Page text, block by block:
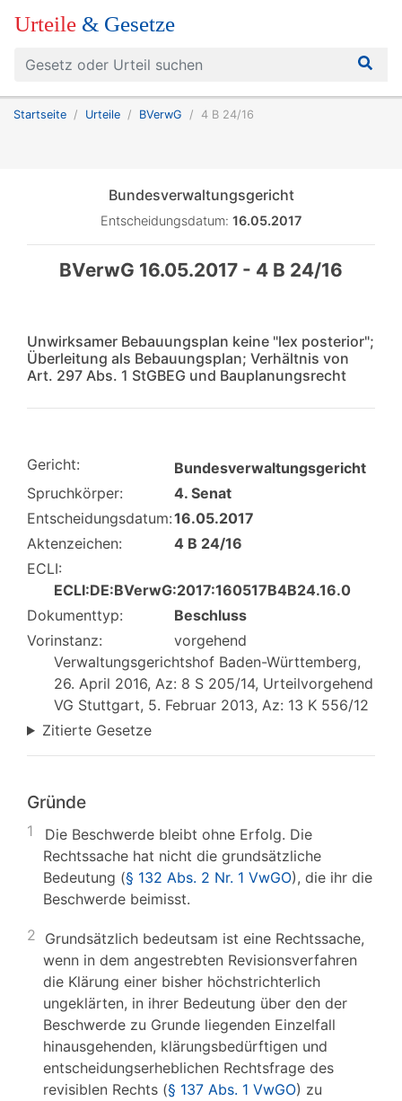
Urteile & Gesetze
Startseite Urteile BVerwG 4 B 24/16
Bundesverwaltungsgericht
Entscheidungsdatum: 16.05.2017
BVerwG 16.05.2017 - 4 B 24/16
Unwirksamer Bebauungsplan keine "lex posterior";
Überleitung als Bebauungsplan; Verhältnis von
Art. 297 Abs. 1 StGBEG und Bauplanungsrecht
Gericht:
Bundesverwaltungsgericht
Spruchkörper:
4. Senat
Entscheidungsdatum:16.05.2017
Aktenzeichen:
4 B 24/16
ECLI:
ECLI:DE:BVerwG:2017:160517B4B24.16.0
Dokumenttyp:
Beschluss
Vorinstanz:
vorgehend
Verwaltungsgerichtshof Baden-Württemberg,
26. April 2016, Az: 8 S 205/14, Urteilvorgehend
VG Stuttgart, 5. Februar 2013, Az: 13 K 556/12
Zitierte Gesetze
Gründe
1
Die Beschwerde bleibt ohne Erfolg. Die
Rechtssache hat nicht die grundsätzliche
Bedeutung (§ 132 Abs. 2 Nr. 1 VwGO), die ihr die
Beschwerde beimisst.
2 Grundsätzlich bedeutsam ist eine Rechtssache,
wenn in dem angestrebten Revisionsverfahren
die Klärung einer bisher höchstrichterlich
ungeklärten, in ihrer Bedeutung über den der
Beschwerde zu Grunde liegenden Einzelfall
hinausgehenden, klärungsbedürftigen und
entscheidungserheblichen Rechtsfrage des
revisiblen Rechts (§ 137 Abs. 1 VwGO) zu